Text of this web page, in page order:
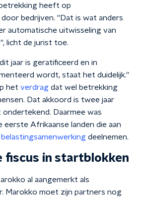
heeft op
bedrijven. ''Dat is wat anders
automatische uitwisseling van
licht de jurist toe.
jaar is geratificeerd en in
wordt, staat het duidelijk.''
het verdrag dat wel betrekking
Dat akkoord is twee jaar
Daarmee was
eerste Afrikaanse landen die aan
deelnemen.
fiscus in startblokken
al aangemerkt als
Marokko moet zijn partners nog